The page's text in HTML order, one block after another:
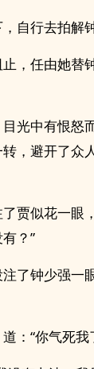
自行去拍解
，任由她替
光中有恨怒
，避开了众
贾似花一眼
？”
了钟少强一
：“你气死我